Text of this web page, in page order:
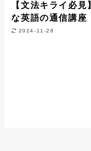
【文法キライ必
な英語の通信講座
2024-11-28